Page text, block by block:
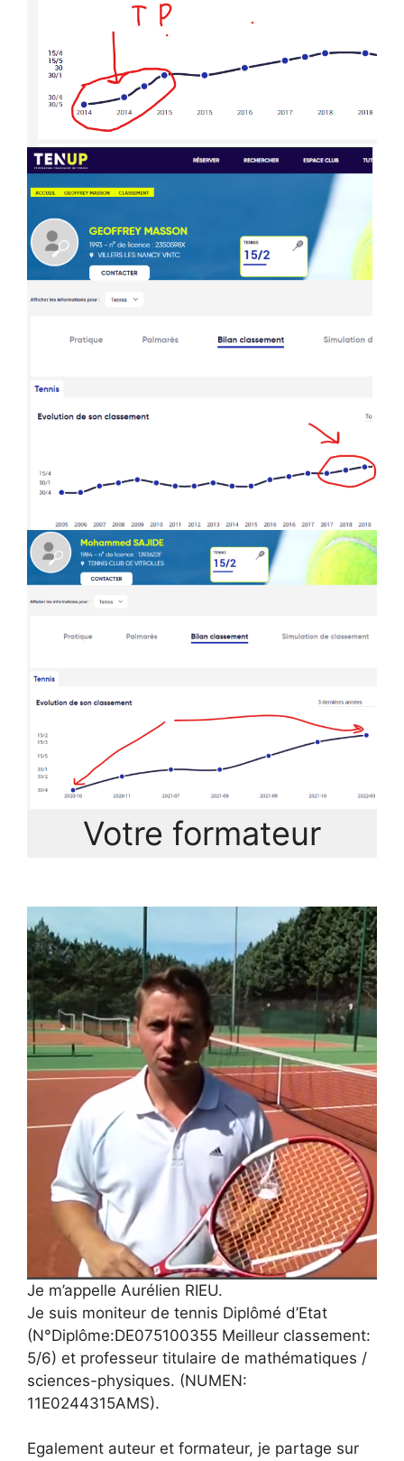
Votre formateur
Je m’appelle Aurélien RIEU.
Je suis moniteur de tennis Diplômé d’Etat
(N°Diplôme:DE075100355 Meilleur classement:
5/6) et professeur titulaire de mathématiques /
sciences-physiques. (NUMEN:
11E0244315AMS).
Egalement auteur et formateur, je partage sur